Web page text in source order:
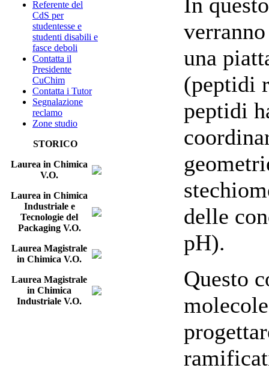
Referente del
CdS per
studentesse e
studenti disabili e
fasce deboli
Contatta il
Presidente
CuChim
Contatta i Tutor
Segnalazione
reclamo
Zone studio
STORICO
Laurea in Chimica
V.O.
Laurea in Chimica
Industriale e
Tecnologie del
Packaging V.O.
Laurea Magistrale
in Chimica V.O.
Laurea Magistrale
in Chimica
Industriale V.O.
una
(peptidi
peptidi
delle
pH).
Questo